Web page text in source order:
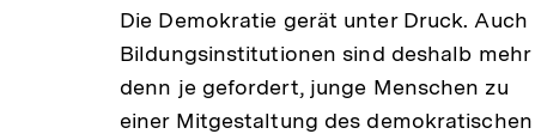
Die Demokratie gerät unter Druck. Auch
Bildungsinstitutionen sind deshalb mehr
denn je gefordert, junge Menschen zu
einer Mitgestaltung des demokratischen